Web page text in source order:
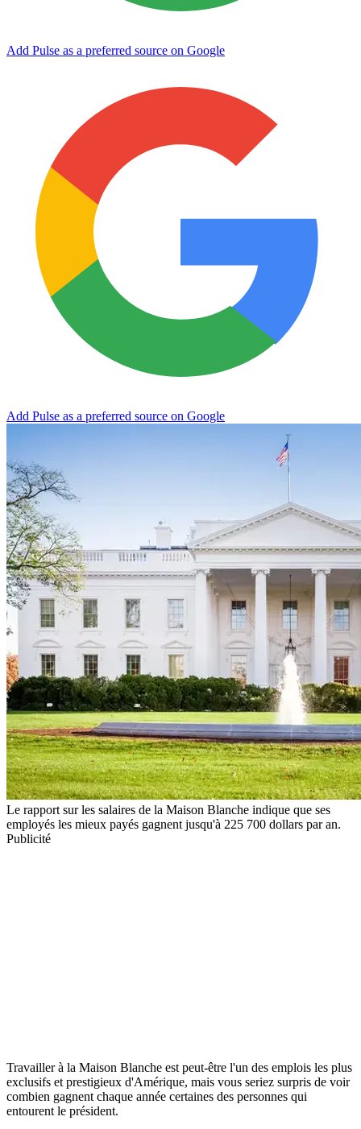
Add Pulse as a preferred source on Google
Add Pulse as a preferred source on Google
Le rapport sur les salaires de la Maison Blanche indique que ses
employés les mieux payés gagnent jusqu'à 225 700 dollars par an.
Publicité
Travailler à la Maison Blanche est peut-être l'un des emplois les plus
exclusifs et prestigieux d'Amérique, mais vous seriez surpris de voir
combien gagnent chaque année certaines des personnes qui
entourent le président.